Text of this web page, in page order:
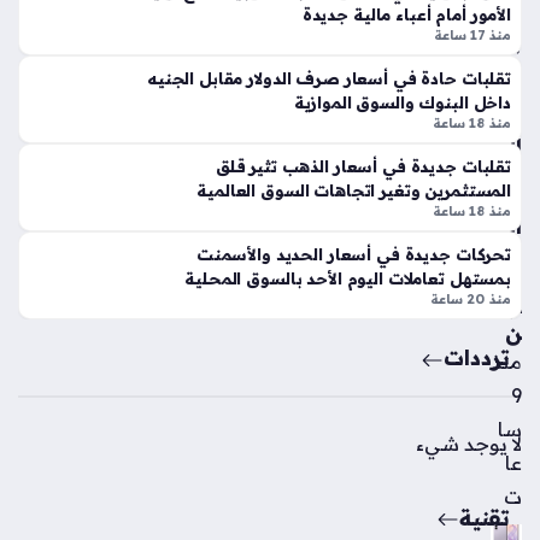
وال
زما
لك
للت
مر
د
عل
ى
أند
يته
م
بال
دو
ري
منذ
سا
ت
بالأ
س
وا
ق
الم
حل
ية
الي
وم
الاث
ني
ن
منذ
9
سا
عا
ت
الأمور أمام أعباء مالية جديدة
منذ 17 ساعة
تقلبات حادة في أسعار صرف الدولار مقابل الجنيه
داخل البنوك والسوق الموازية
منذ 18 ساعة
تقلبات جديدة في أسعار الذهب تثير قلق
المستثمرين وتغير اتجاهات السوق العالمية
منذ 18 ساعة
تحركات جديدة في أسعار الحديد والأسمنت
بمستهل تعاملات اليوم الأحد بالسوق المحلية
منذ 20 ساعة
ترددات
لا يوجد شيء
تقنية